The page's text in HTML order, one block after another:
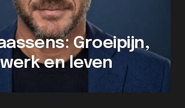
Groeipijn,
en leven